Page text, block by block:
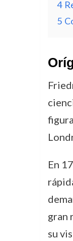
4
5
En
gran
su